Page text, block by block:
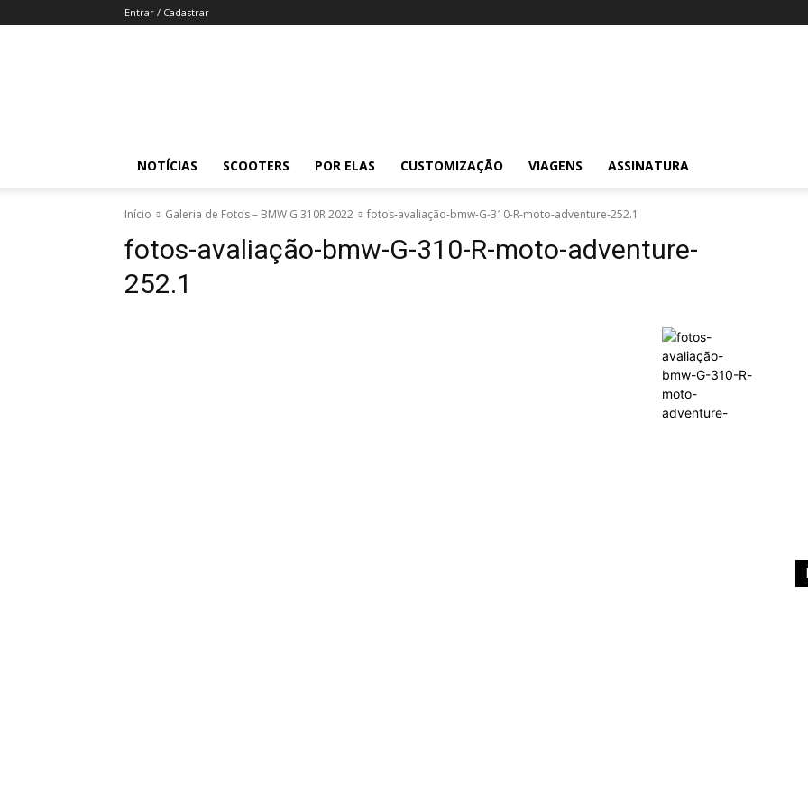
Entrar / Cadastrar
NOTÍCIAS SCOOTERS POR ELAS CUSTOMIZAÇÃO VIAGENS ASSINATURA
Início Galeria de Fotos – BMW G 310R 2022 fotos-avaliação-bmw-G-310-R-moto-adventure-252.1
fotos-avaliação-bmw-G-310-R-moto-adventure-
252.1